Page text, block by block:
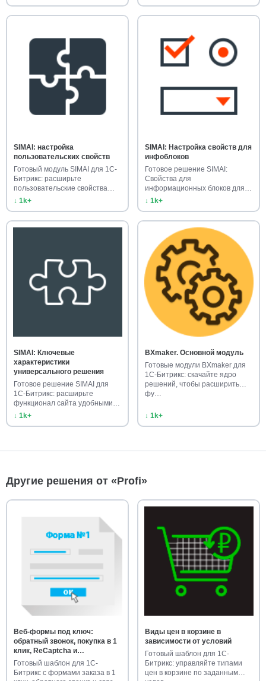
SIMAI: настройка
пользовательских свойств
Готовый модуль SIMAI для 1С-
Битрикс: расширьте
пользовательские свойства
сайта. …
↓ 1k+
SIMAI: Настройка свойств для
инфоблоков
Готовое решение SIMAI:
Свойства для
информационных блоков для
1С-Битрикс. Расшир…
↓ 1k+
SIMAI: Ключевые
характеристики
универсального решения
Готовое решение SIMAI для
1С-Битрикс: расширьте
функционал сайта удобными
универ…
↓ 1k+
BXmaker. Основной модуль
Готовые модули BXmaker для
1С-Битрикс: скачайте ядро
решений, чтобы расширить
фу…
↓ 1k+
Другие решения от «Profi»
Веб-формы под ключ:
обратный звонок, покупка в 1
клик, ReCaptcha и
адаптивность
Готовый шаблон для 1С-
Битрикс с формами заказа в 1
Виды цен в корзине в
зависимости от условий
Готовый шаблон для 1С-
Битрикс: управляйте типами
цен в корзине по заданным